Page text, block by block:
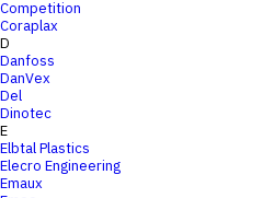
Competition
Coraplax
D
Danfoss
DanVex
Del
Dinotec
E
Elbtal Plastics
Elecro Engineering
Emaux